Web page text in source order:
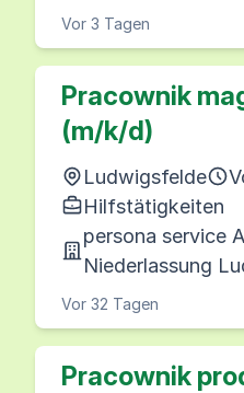
Vor 3 Tagen
Pracownik
(m/k/d)
Ludwigsfelde
Hilfstätigkeiten
persona service
Niederlassung
Vor 32 Tagen
Pracownik